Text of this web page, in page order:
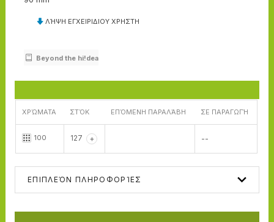
ΛΉΨΗ ΕΓΧΕΙΡΙΔΙΟΥ ΧΡΗΣΤΗ
Beyond the hi!dea
ΧΡΏΜΑΤΑ ΣΤΌΚ ΕΠΌΜΕΝΗ ΠΑΡΑΛΆΒΗ ΣΕ ΠΑΡΑΓΩΓΉ
100 127 + --
ΕΠΙΠΛΕΌΝ ΠΛΗΡΟΦΟΡΊΕΣ